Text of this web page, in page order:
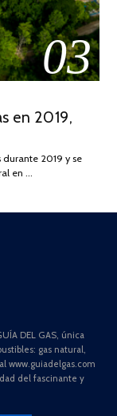
03
en 2019,
durante 2019 y se
en …
DEL GAS, única
gas natural,
www.guiadelgas.com
del fascinante y